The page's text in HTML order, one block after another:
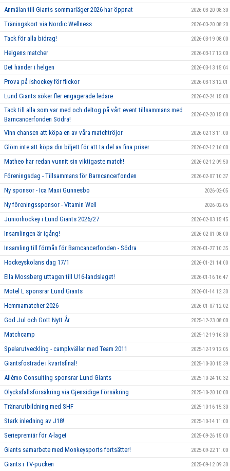
Anmälan till Giants sommarläger 2026 har öppnat 2026-03-20 08:30
Träningskort via Nordic Wellness 2026-03-20 08:20
Tack för alla bidrag! 2026-03-19 08:00
Helgens matcher 2026-03-17 12:00
Det händer i helgen 2026-03-13 15:04
Prova på ishockey för flickor 2026-03-13 12:01
Lund Giants söker fler engagerade ledare 2026-02-24 15:00
Tack till alla som var med och deltog på vårt event tillsammans med
Barncancerfonden Södra!
2026-02-20 15:00
Vinn chansen att köpa en av våra matchtröjor 2026-02-13 11:00
Glöm inte att köpa din biljett för att ta del av fina priser 2026-02-12 16:00
Matheo har redan vunnit sin viktigaste match! 2026-02-12 09:50
Föreningsdag - Tillsammans för Barncancerfonden 2026-02-07 10:37
Ny sponsor - Ica Maxi Gunnesbo 2026-02-05
Ny föreningssponsor - Vitamin Well 2026-02-05
Juniorhockey i Lund Giants 2026/27 2026-02-03 15:45
Insamlingen är igång! 2026-02-01 08:00
Insamling till förmån för Barncancerfonden - Södra 2026-01-27 10:35
Hockeyskolans dag 17/1 2026-01-21 14:00
Ella Mossberg uttagen till U16-landslaget! 2026-01-16 16:47
Motel L sponsrar Lund Giants 2026-01-14 12:30
Hemmamatcher 2026 2026-01-07 12:02
God Jul och Gott Nytt År 2025-12-23 08:00
Matchcamp 2025-12-19 16:30
Spelarutveckling - campkvällar med Team 2011 2025-12-19 12:05
Giantsfostrade i kvartsfinal! 2025-10-30 15:39
Allémo Consulting sponsrar Lund Giants 2025-10-24 10:32
Olycksfallsförsäkring via Gjensidige Försäkring 2025-10-20 10:00
Tränarutbildning med SHF 2025-10-16 15:30
Stark inledning av J18! 2025-10-14 11:00
Seriepremiär för A-laget 2025-09-26 15:00
Giants samarbete med Monkeysports fortsätter! 2025-09-22 11:00
Giants i TV-pucken 2025-09-12 09:30